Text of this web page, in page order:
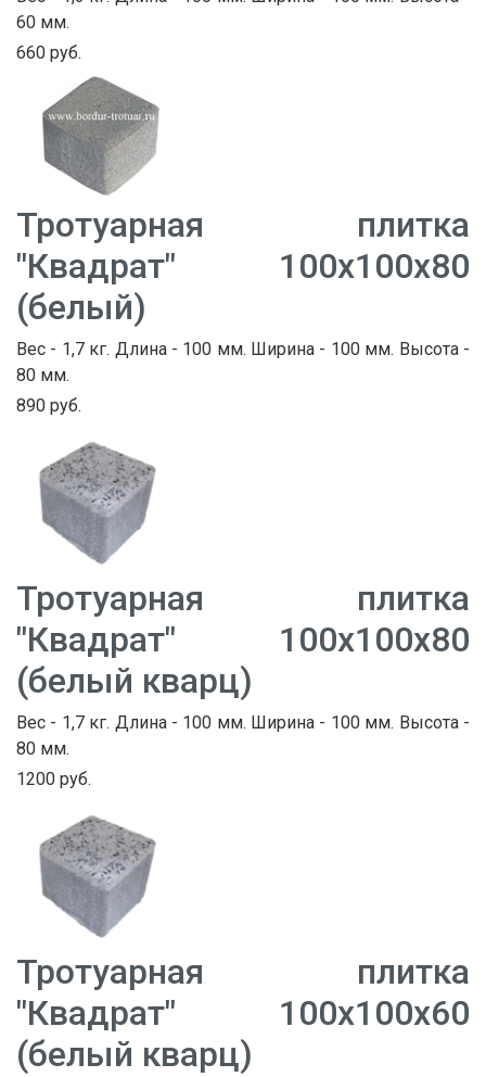
60 мм.
660 руб.
Тротуарная плитка
"Квадрат" 100х100х80
(белый)
Вес - 1,7 кг. Длина - 100 мм. Ширина - 100 мм. Высота -
80 мм.
890 руб.
Тротуарная плитка
"Квадрат" 100х100х80
(белый кварц)
Вес - 1,7 кг. Длина - 100 мм. Ширина - 100 мм. Высота -
80 мм.
1200 руб.
Тротуарная плитка
"Квадрат" 100х100х60
(белый кварц)